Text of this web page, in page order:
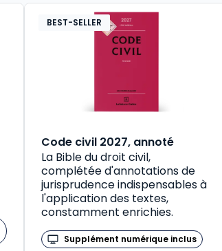
BEST-SELLER
Code civil 2027, annoté
La Bible du droit civil,
complétée d'annotations de
jurisprudence indispensables à
l'application des textes,
constamment enrichies.
Supplément numérique inclus